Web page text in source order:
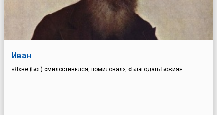
Иван
«Яхве (Бог) смилостивился, помиловал», «Благодать Божия»